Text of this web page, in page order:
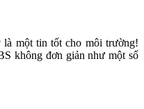
một tin tốt cho môi trường!
không đơn giản như một số